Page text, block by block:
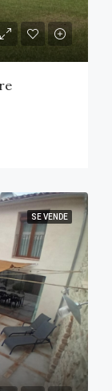
SE VENDE